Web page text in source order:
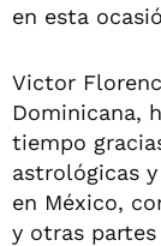
en esta
Victor
Dominicana,
tiempo
astrológicas
en México,
y otras